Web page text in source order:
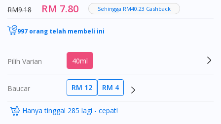
RM9.18 RM 7.80 Sehingga RM40.23 Cashback
997 orang telah membeli ini
Pilih Varian 40ml
Baucar RM 12 RM 4
Hanya tinggal 285 lagi - cepat!